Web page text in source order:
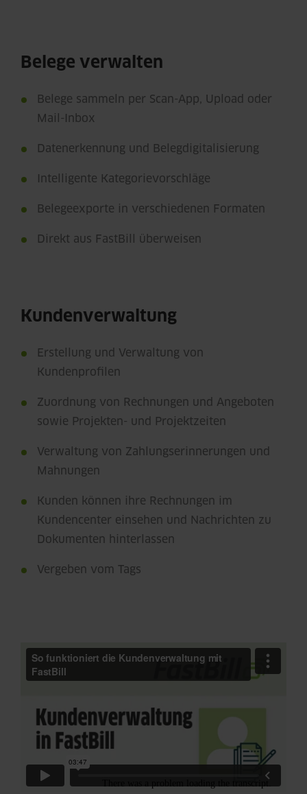
Belege verwalten
Belege sammeln per Scan-App, Upload oder
Mail-Inbox
Datenerkennung und Belegdigitalisierung
Intelligente Kategorievorschläge
Belegeexporte in verschiedenen Formaten
Direkt aus FastBill überweisen
Kundenverwaltung
Erstellung und Verwaltung von
Kundenprofilen
Zuordnung von Rechnungen und Angeboten
sowie Projekten- und Projektzeiten
Verwaltung von Zahlungserinnerungen und
Mahnungen
Kunden können ihre Rechnungen im
Kundencenter einsehen und Nachrichten zu
Dokumenten hinterlassen
Vergeben vom Tags